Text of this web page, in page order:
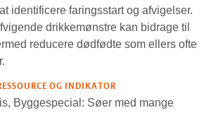
identificere faringsstart og afvigelser.
drikkemønstre kan bidrage til
reducere dødfødte som ellers ofte
OG INDIKATOR
Byggespecial: Søer med mange